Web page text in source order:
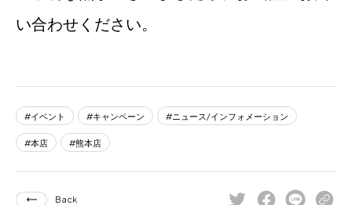
い合わせください。
イベント キャンペーン ニュース/インフォメーション
本店 熊本店
Back